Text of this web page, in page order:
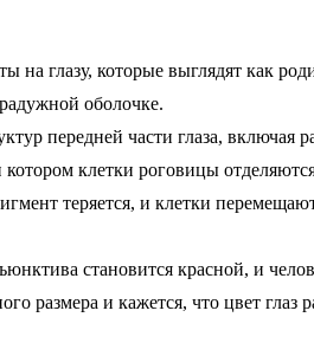
глазу, которые выглядят как
оболочке.
передней части глаза, включая
клетки роговицы
теряется, и клетки
становится красной, и
размера и кажется, что цвет